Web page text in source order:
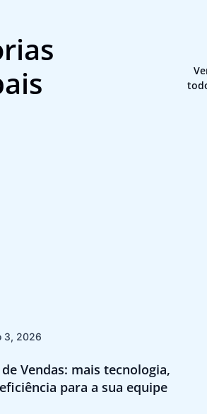
3, 2026
Vendas: mais tecnologia,
para a sua equipe